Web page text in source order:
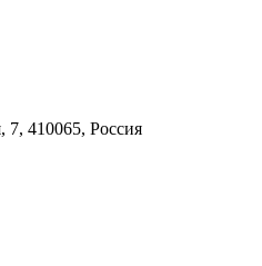
7, 410065, Россия